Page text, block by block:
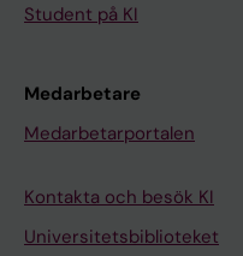
Student på KI
Medarbetare
Medarbetarportalen
Kontakta och besök KI
Universitetsbiblioteket